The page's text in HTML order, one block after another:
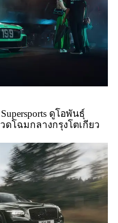
ดูโอพันธุ์
โฉมกลางกรุงโตเกียว